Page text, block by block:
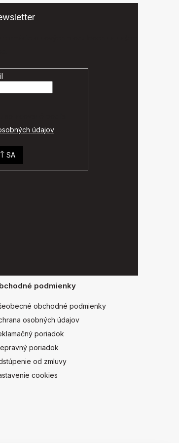
údajov
SA
podmienky
obchodné podmienky
osobných údajov
poriadok
poriadok
od zmluvy
cookies